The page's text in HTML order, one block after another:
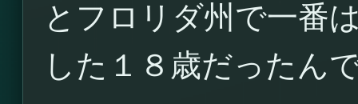
とフロリダ州で一番
した１８歳だったん